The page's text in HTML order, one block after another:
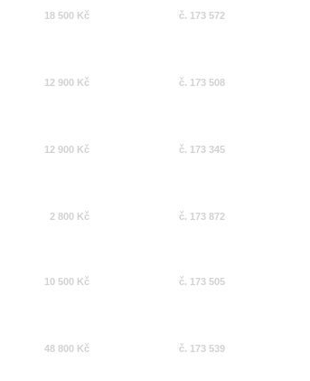
18 500 Kč č. 173 572
12 900 Kč č. 173 508
12 900 Kč č. 173 345
2 800 Kč č. 173 872
10 500 Kč č. 173 505
48 800 Kč č. 173 539